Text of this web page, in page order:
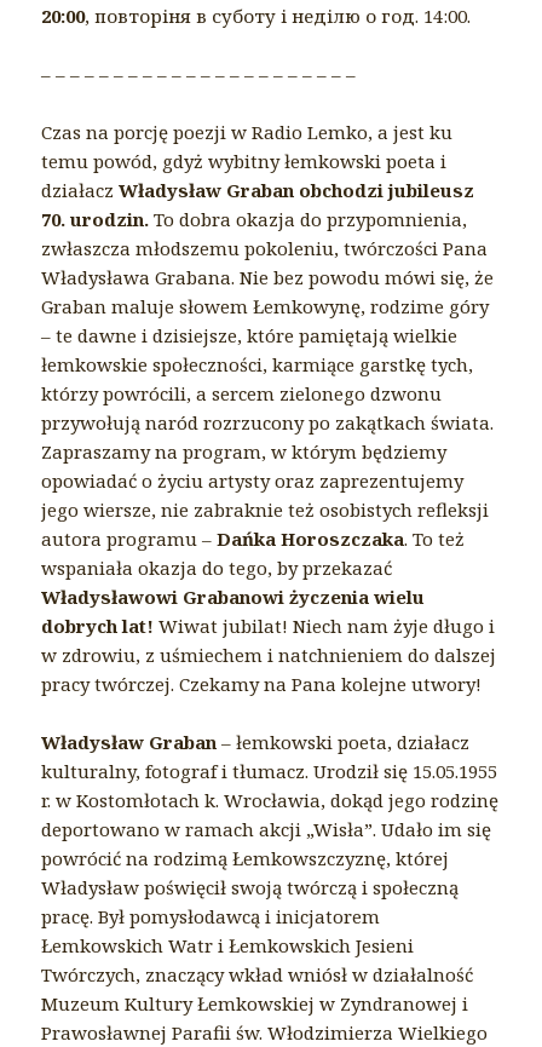
20:00, повторіня в суботу і неділю о год. 14:00.
– – – – – – – – – – – – – – – – – – – – – –
Czas na porcję poezji w Radio Lemko, a jest ku
temu powód, gdyż wybitny łemkowski poeta i
działaczWładysław Graban obchodzi jubileusz
70. urodzin. To dobra okazja do przypomnienia,
zwłaszcza młodszemu pokoleniu, twórczości Pana
Władysława Grabana. Nie bez powodu mówi się, że
Graban maluje słowem Łemkowynę, rodzime góry
– te dawne i dzisiejsze, które pamiętają wielkie
łemkowskie społeczności, karmiące garstkę tych,
którzy powrócili, a sercem zielonego dzwonu
przywołują naród rozrzucony po zakątkach świata.
Zapraszamy na program, w którym będziemy
opowiadać o życiu artysty oraz zaprezentujemy
jego wiersze, nie zabraknie też osobistych refleksji
autora programu –Dańka Horoszczaka. To też
wspaniała okazja do tego, by przekazać
Władysławowi Grabanowi życzenia wielu
dobrych lat!Wiwat jubilat! Niech nam żyje długo i
w zdrowiu, z uśmiechem i natchnieniem do dalszej
pracy twórczej. Czekamy na Pana kolejne utwory!
Władysław Graban – łemkowski poeta, działacz
kulturalny, fotograf i tłumacz. Urodził się 15.05.1955
r. w Kostomłotach k. Wrocławia, dokąd jego rodzinę
deportowano w ramach akcji „Wisła”. Udało im się
powrócić na rodzimą Łemkowszczyznę, której
Władysław poświęcił swoją twórczą i społeczną
pracę. Był pomysłodawcą i inicjatorem
Łemkowskich Watr i Łemkowskich Jesieni
Twórczych, znaczący wkład wniósł w działalność
Muzeum Kultury Łemkowskiej w Zyndranowej i
Prawosławnej Parafii św. Włodzimierza Wielkiego